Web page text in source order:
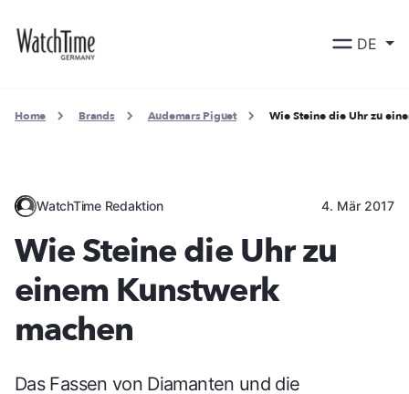
DE
Home Brands Audemars Piguet Wie Steine die Uhr zu
WatchTime Redaktion 4. Mär 2017
Wie Steine die Uhr zu
einem Kunstwerk
machen
Das Fassen von Diamanten und die